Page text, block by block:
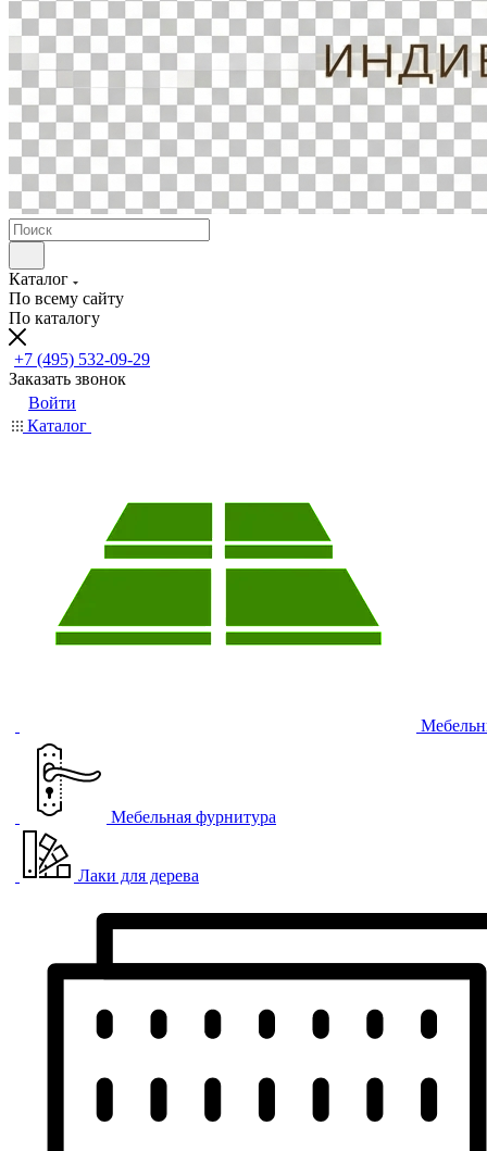
Каталог
По всему сайту
По каталогу
+7 (495) 532-09-29
Заказать звонок
Войти
Каталог
Мебельная фурнитура
Лаки для дерева